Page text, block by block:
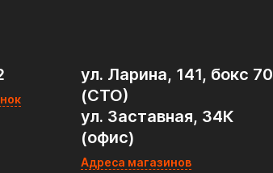
ул. Ларина, 141, бокс 70
(СТО)
ул. Заставная, 34К
(офис)
Адреса магазинов